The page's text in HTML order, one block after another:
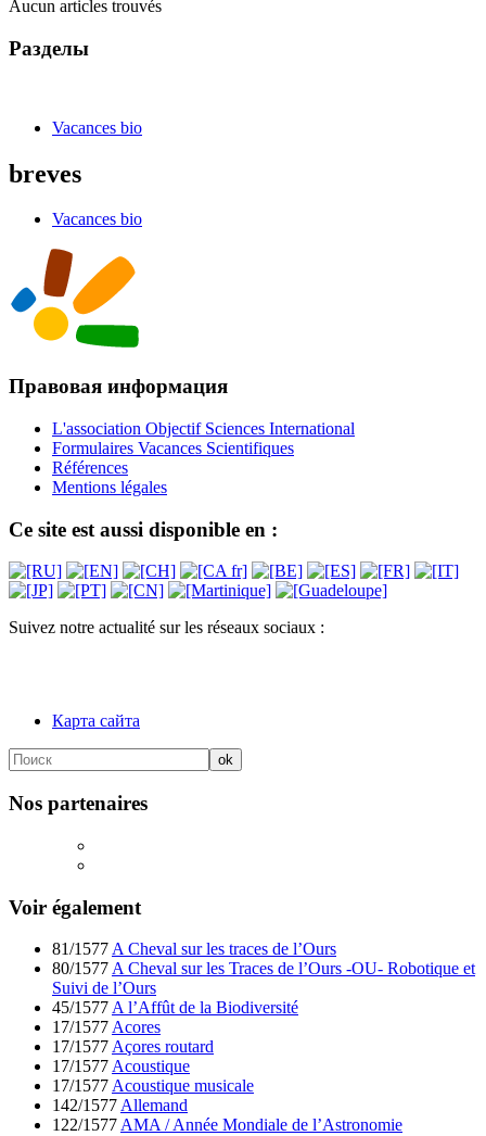
Aucun articles trouvés
Разделы
Vacances bio
breves
Vacances bio
Правовая информация
L'association Objectif Sciences International
Formulaires Vacances Scientifiques
Références
Mentions légales
Ce site est aussi disponible en :
Suivez notre actualité sur les réseaux sociaux :
Карта сайта
Nos partenaires
Voir également
81/1577 A Cheval sur les traces de l’Ours
80/1577 A Cheval sur les Traces de l’Ours -OU- Robotique et
Suivi de l’Ours
45/1577 A l’Affût de la Biodiversité
17/1577 Acores
17/1577 Açores routard
17/1577 Acoustique
17/1577 Acoustique musicale
142/1577 Allemand
122/1577 AMA / Année Mondiale de l’Astronomie